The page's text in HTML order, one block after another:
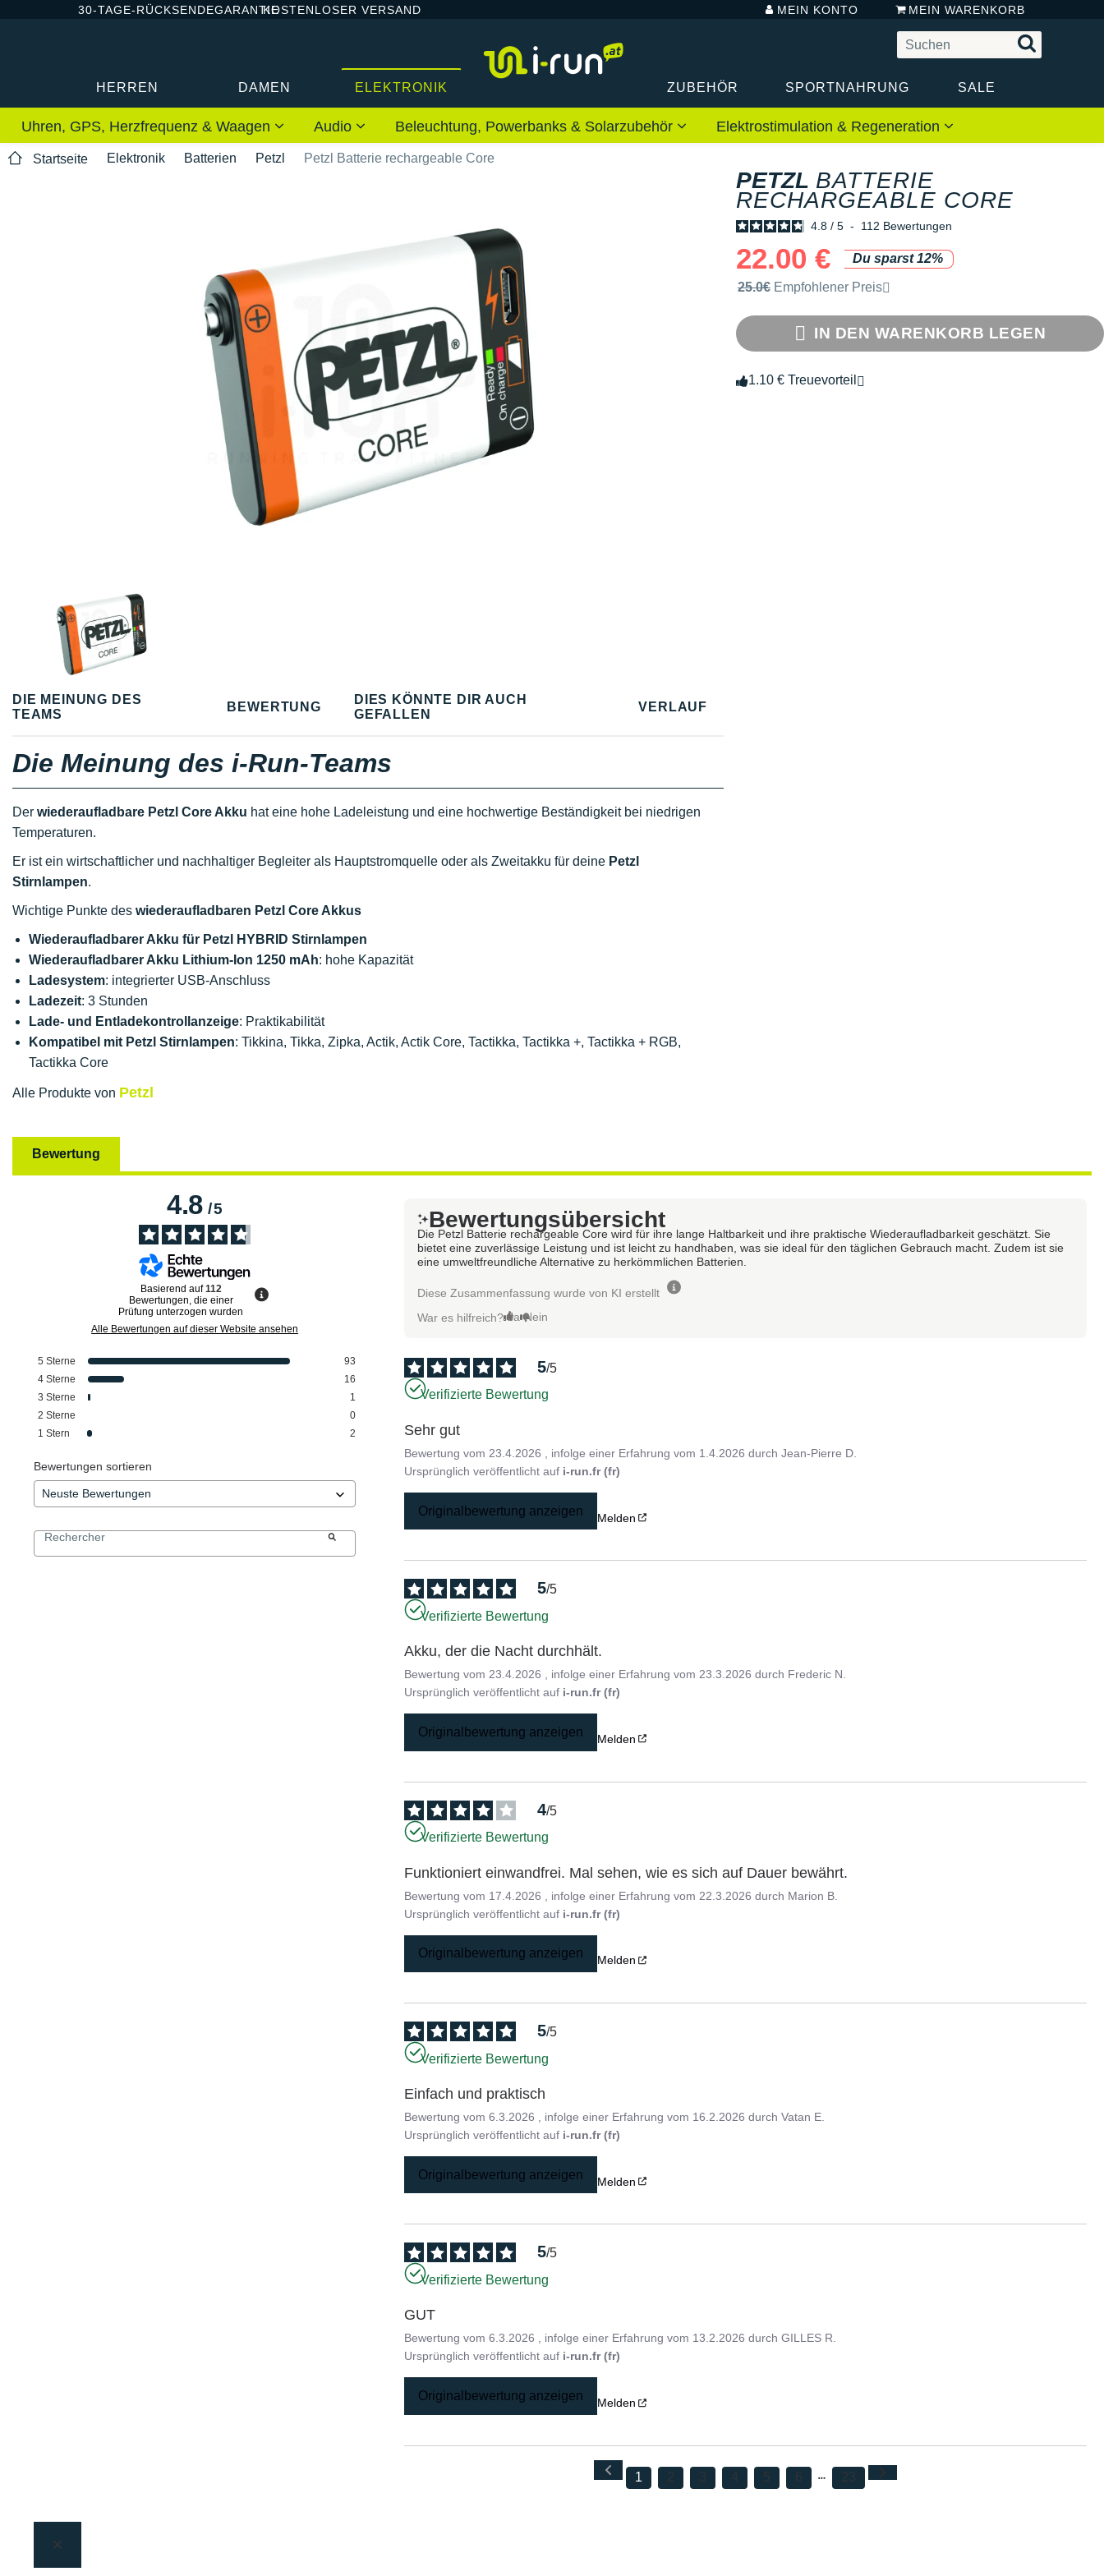
30-TAGE-RÜCKSENDEGARANTIEKOSTENLOSER VERSAND MEIN KONTO MEIN WARENKORB
HERREN DAMEN ELEKTRONIK ZUBEHÖR SPORTNAHRUNG SALE
Uhren, GPS, Herzfrequenz & Waagen Audio Beleuchtung, Powerbanks & Solarzubehör Elektrostimulation & Regeneration
Startseite Elektronik Batterien Petzl Petzl Batterie rechargeable Core
PETZL BATTERIE
RECHARGEABLE CORE
4.8 / 5 - 112 Bewertungen
22.00 €
Du sparst 12%
Unverbindliche Preisempfehlung der Marke
25.0€ Empfohlener Preis
IN DEN WARENKORB LEGEN
1.10 € Treuevorteil
DIE MEINUNG DES
TEAMS
BEWERTUNG
DIES KÖNNTE DIR AUCH
GEFALLEN
VERLAUF
Die Meinung des i-Run-Teams
Der wiederaufladbare Petzl Core Akku hat eine hohe Ladeleistung und eine hochwertige Beständigkeit bei niedrigen
Temperaturen.
Er ist ein wirtschaftlicher und nachhaltiger Begleiter als Hauptstromquelle oder als Zweitakku für deine Petzl
Stirnlampen.
Wichtige Punkte des wiederaufladbaren Petzl Core Akkus
Wiederaufladbarer Akku für Petzl HYBRID Stirnlampen
Wiederaufladbarer Akku Lithium-Ion 1250 mAh: hohe Kapazität
Ladesystem: integrierter USB-Anschluss
Ladezeit: 3 Stunden
Lade- und Entladekontrollanzeige: Praktikabilität
Kompatibel mit Petzl Stirnlampen: Tikkina, Tikka, Zipka, Actik, Actik Core, Tactikka, Tactikka +, Tactikka + RGB,
Tactikka Core
Alle Produkte von Petzl
Bewertung
4.8/5
Basierend auf112
Bewertungen, die einer
Prüfung unterzogen wurden
Alle Bewertungen auf dieser Website ansehen
5 Sterne
93
4 Sterne
16
3 Sterne
1
2 Sterne
0
1 Stern 2
Bewertungen sortieren
Bewertungsübersicht
Die Petzl Batterie rechargeable Core wird für ihre lange Haltbarkeit und ihre praktische Wiederaufladbarkeit geschätzt. Sie
bietet eine zuverlässige Leistung und ist leicht zu handhaben, was sie ideal für den täglichen Gebrauch macht. Zudem ist sie
eine umweltfreundliche Alternative zu herkömmlichen Batterien.
Diese Zusammenfassung wurde von KI erstellt
War es hilfreich? Ja Nein
5/5
Verifizierte Bewertung
Sehr gut
Bewertung vom 23.4.2026 , infolge einer Erfahrung vom 1.4.2026 durchJean-Pierre D.
Ursprünglich veröffentlicht auf i-run.fr (fr)
Originalbewertung anzeigen Melden
5/5
Verifizierte Bewertung
Akku, der die Nacht durchhält.
Bewertung vom23.4.2026 , infolge einer Erfahrung vom23.3.2026 durch Frederic N.
Ursprünglich veröffentlicht auf i-run.fr (fr)
Originalbewertung anzeigen Melden
4/5
Verifizierte Bewertung
Funktioniert einwandfrei. Mal sehen, wie es sich auf Dauer bewährt.
Bewertung vom 17.4.2026 , infolge einer Erfahrung vom 22.3.2026 durch Marion B.
Ursprünglich veröffentlicht auf i-run.fr (fr)
Originalbewertung anzeigen Melden
5/5
Verifizierte Bewertung
Einfach und praktisch
Bewertung vom6.3.2026 , infolge einer Erfahrung vom 16.2.2026 durchVatan E.
Ursprünglich veröffentlicht auf i-run.fr (fr)
Originalbewertung anzeigen Melden
5/5
Verifizierte Bewertung
GUT
Bewertung vom6.3.2026 , infolge einer Erfahrung vom 13.2.2026 durchGILLES R.
Ursprünglich veröffentlicht auf i-run.fr (fr)
Originalbewertung anzeigen Melden
1 2 3 4 5 6 23